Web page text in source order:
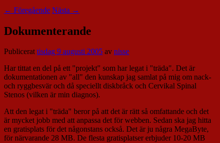
← Föregående Nästa →
Dokumenterande
Publicerattisdag 9 augusti 2005 av nisse
Har tittat en del på ett "projekt" som har legat i "träda". Det är
dokumentationen av "all" den kunskap jag samlat på mig om nack-
och ryggbesvär och då speciellt diskbråck och Cervikal Spinal
Stenos (vilken är min diagnos).
Att den legat i "träda" beror på att det är rätt så omfattande och det
är mycket jobb med att anpassa det för webben. Sedan ska jag hitta
en gratisplats för det någonstans också. Det är ju några MegaByte,
för närvarande 28 MB. De flesta gratisplatser erbjuder 10-20 MB